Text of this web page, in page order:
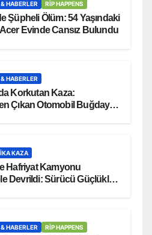
HABERLER RİP HAPPENS
Şüpheli Ölüm: 54 Yaşındaki
Evinde Cansız Bulundu
HABERLER
Korkutan Kaza:
Çıkan Otomobil Buğday
KAZA
Hafriyat Kamyonu
Devrildi: Sürücü Güçlükle
HABERLER RİP HAPPENS